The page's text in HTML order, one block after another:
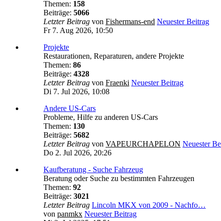
Themen: 158
Beiträge: 5066
Letzter Beitrag von Fishermans-end Neuester Beitrag
Fr 7. Aug 2026, 10:50
Projekte
Restaurationen, Reparaturen, andere Projekte
Themen: 86
Beiträge: 4328
Letzter Beitrag von Fraenki Neuester Beitrag
Di 7. Jul 2026, 10:08
Andere US-Cars
Probleme, Hilfe zu anderen US-Cars
Themen: 130
Beiträge: 5682
Letzter Beitrag von VAPEURCHAPELON Neuester
Do 2. Jul 2026, 20:26
Kaufberatung - Suche Fahrzeug
Beratung oder Suche zu bestimmten Fahrzeugen
Themen: 92
Beiträge: 3021
Letzter Beitrag Lincoln MKX von 2009 - Nachfo…
von panmkx Neuester Beitrag